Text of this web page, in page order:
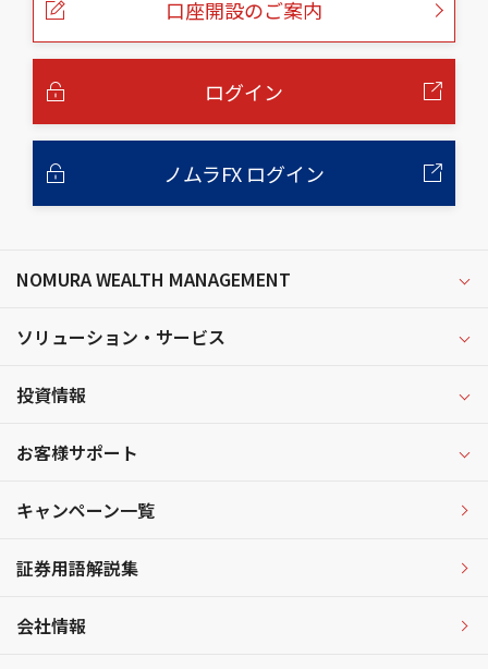
口座開設のご案内
ログイン
ノムラFX ログイン
NOMURA WEALTH MANAGEMENT
ソリューション・サービス
投資情報
お客様サポート
キャンペーン一覧
証券用語解説集
会社情報